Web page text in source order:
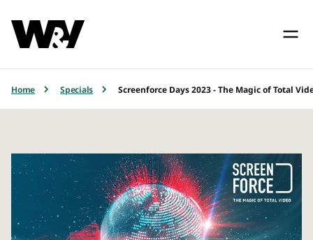
Home Specials Screenforce Days 2023 - The Magic of Total